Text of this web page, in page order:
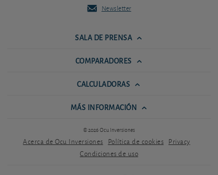
Newsletter
SALA DE PRENSA
COMPARADORES
CALCULADORAS
MÁS INFORMACIÓN
© 2026 Ocu Inversiones
Acerca de Ocu Inversiones Política de cookies Privacy
Condiciones de uso